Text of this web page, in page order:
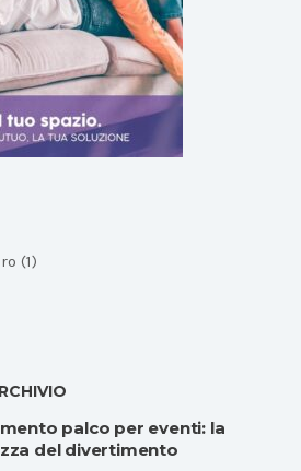
(1)
palco per eventi: la
del divertimento